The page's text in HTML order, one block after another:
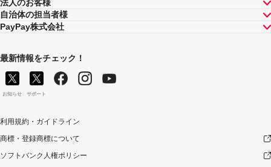
法人のお客様
自治体の担当者様
PayPay株式会社
最新情報をチェック！
お知らせ サポート
利用規約・ガイドライン
商標・登録商標について
ソフトバンク人権ポリシー